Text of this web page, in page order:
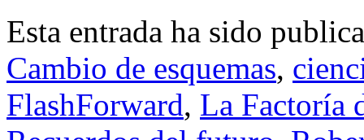
Esta entrada ha sido
Cambio de esquemas,
FlashForward, La Factoría